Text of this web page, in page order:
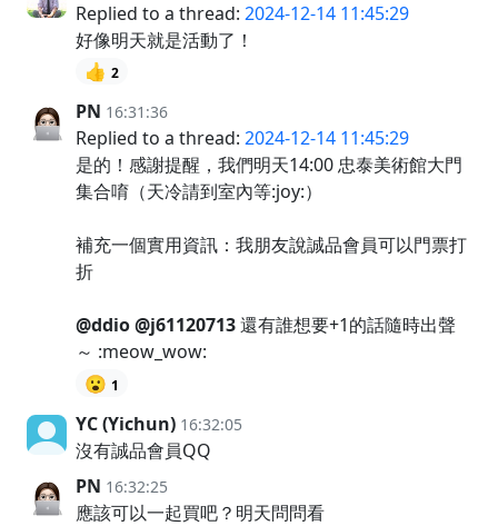
Replied to a thread: 2024-12-14 11:45:29
好像明天就是活動了！
👍 2
PN 16:31:36
Replied to a thread: 2024-12-14 11:45:29
是的！感謝提醒，我們明天14:00 忠泰美術館大門
集合唷（天冷請到室內等:joy:）
補充一個實用資訊：我朋友說誠品會員可以門票打
折
@ddio@j61120713還有誰想要+1的話隨時出聲
～ :meow_wow:
😮 1
YC (Yichun) 16:32:05
沒有誠品會員QQ
PN 16:32:25
應該可以一起買吧？明天問問看